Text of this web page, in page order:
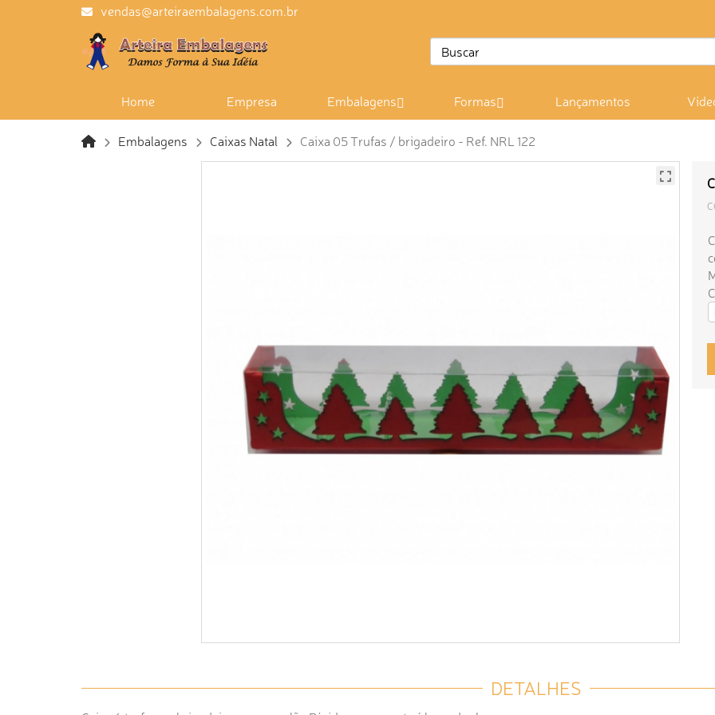
vendas@arteiraembalagens.com.br
Home Empresa Embalagens Formas Lançamentos
Embalagens Caixas Natal Caixa 05 Trufas / brigadeiro - Ref. NRL 122
DETALHES